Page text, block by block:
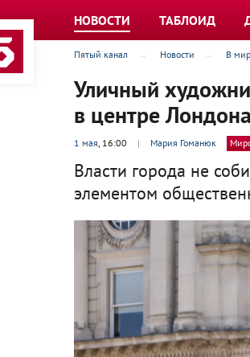
НОВОСТИ ТАБЛОИД
Пятый канал Новости В
Уличный
в центре Лондона
1 мая, 16:00 | Мария Гоманюк
Власти города не
элементом